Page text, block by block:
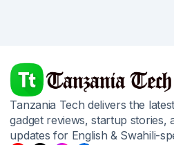
Tanzania Tech delivers the
gadget reviews, startup stories,
updates for English & Swahili-